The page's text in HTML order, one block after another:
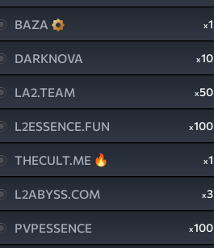
BAZA x1
DARKNOVA x10
LA2.TEAM x50
L2ESSENCE.FUN x100
THECULT.ME x1
L2ABYSS.COM x3
PVPESSENCE x100